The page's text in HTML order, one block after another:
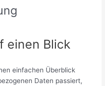
einen Blick
einfachen Überblick
Daten passiert,